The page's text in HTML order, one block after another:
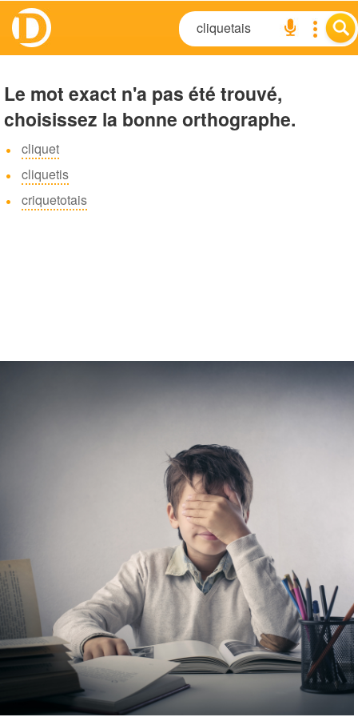
Le mot exact n'a pas été trouvé,
choisissez la bonne orthographe.
cliquet
cliquetis
criquetotais